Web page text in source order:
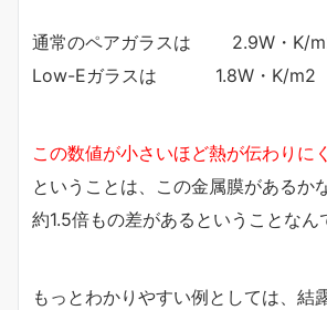
通常のペアガラスは 2.9W・K/
Low-Eガラスは 1.8W・K/m2
この数値が小さいほど熱が伝わりに
ということは、この金属膜があるか
約1.5倍もの差があるということなん
もっとわかりやすい例としては、結